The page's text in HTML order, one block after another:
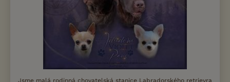
Jsme malá rodinná chovatelská stanice Labradorského retrievra